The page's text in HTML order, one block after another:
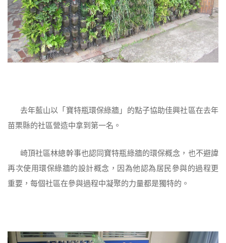
去年藍山以「寶特瓶環保綠牆」的點子協助佳興社區在去年
苗栗縣的社區營造中拿到第一名。
崎頂社區林總幹事也認同寶特瓶綠牆的環保概念，也不避諱
再次使用環保綠牆的設計概念，因為他認為居民參與的過程更
重要，每個社區在參與過程中凝聚的力量都是獨特的。